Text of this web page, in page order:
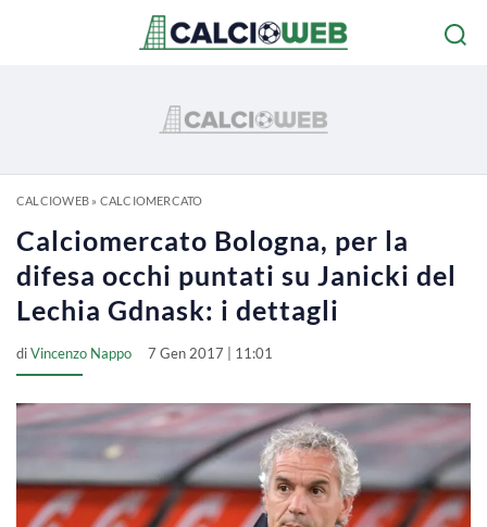
CALCIOWEB» CALCIOMERCATO
Calciomercato Bologna, per la
difesa occhi puntati su Janicki del
Lechia Gdnask: i dettagli
diVincenzo Nappo 7 Gen 2017 | 11:01